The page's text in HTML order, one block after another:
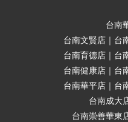
台南
台南文賢店｜台
台南育德店｜台
台南健康店｜台
台南華平店｜台
台南成大
台南崇善華東